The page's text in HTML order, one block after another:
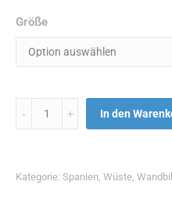
Größe
Menge In den
Kategorie: Spanien Wüste